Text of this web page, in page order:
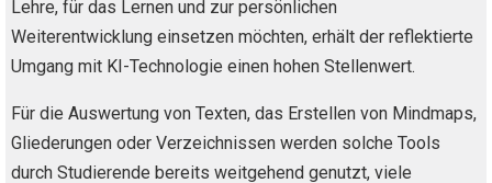
Lehre, für das Lernen und zur persönlichen
Weiterentwicklung einsetzen möchten, erhält der reflektierte
Umgang mit KI-Technologie einen hohen Stellenwert.
Für die Auswertung von Texten, das Erstellen von Mindmaps,
Gliederungen oder Verzeichnissen werden solche Tools
durch Studierende bereits weitgehend genutzt, viele